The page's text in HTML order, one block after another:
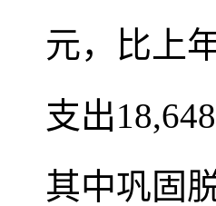
元，比上
支出
其中巩固